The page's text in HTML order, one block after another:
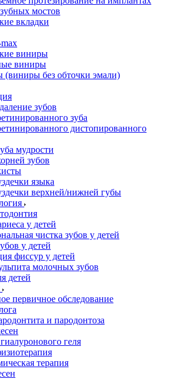
мостов
вкладки
виниры
виниры
без обточки эмали)
зубов
зуба
дистопированного
мудрости
зубов
языка
верхней/нижней губы
у детей
чистка зубов у детей
у детей
фиссур у детей
молочных зубов
детей
первичное обследование
и пародонтоза
геля
терапия